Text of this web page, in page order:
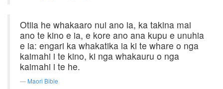
Otiia he whakaaro nui ano ia, ka takina mai
ano te kino e ia, e kore ano ana kupu e unuhia
e ia: engari ka whakatika ia ki te whare o nga
kaimahi i te kino, ki nga whakauru o nga
kaimahi i te he.
Maori Bible